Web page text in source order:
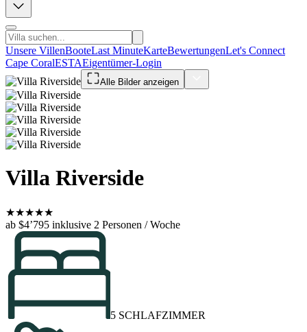
Unsere VillenBooteLast MinuteKarteBewertungenLet's Connect
Cape CoralESTAEigentümer-Login
Alle Bilder anzeigen
Villa Riverside
★★★★★
ab $4’795 inklusive 2 Personen / Woche
5 SCHLAFZIMMER